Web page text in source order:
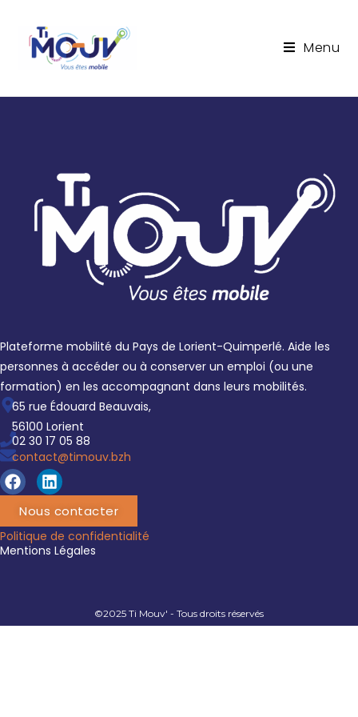
Menu
Plateforme mobilité du Pays de Lorient-Quimperlé. Aide les
personnes à accéder ou à conserver un emploi (ou une
formation) en les accompagnant dans leurs mobilités.
65 rue Édouard Beauvais,
56100 Lorient
02 30 17 05 88
contact@timouv.bzh
Nous contacter
Politique de confidentialité
Mentions Légales
©2025 Ti Mouv' - Tous droits réservés